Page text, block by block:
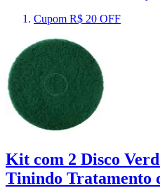
Cupom R$ 20 OFF
Kit com 2 Disco
Tinindo Tratamento